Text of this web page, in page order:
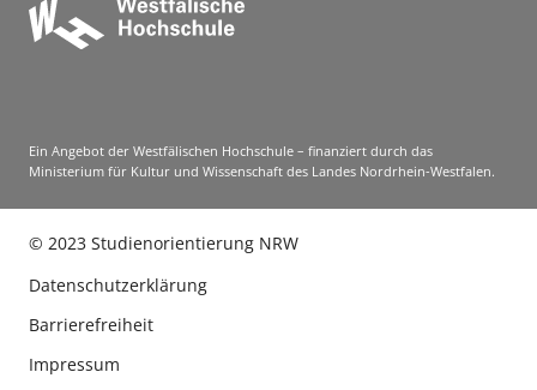
Ein Angebot der Westfälischen Hochschule – finanziert durch das
Ministerium für Kultur und Wissenschaft des Landes Nordrhein-Westfalen.
© 2023 Studienorientierung NRW
Datenschutzerklärung
Barrierefreiheit
Impressum